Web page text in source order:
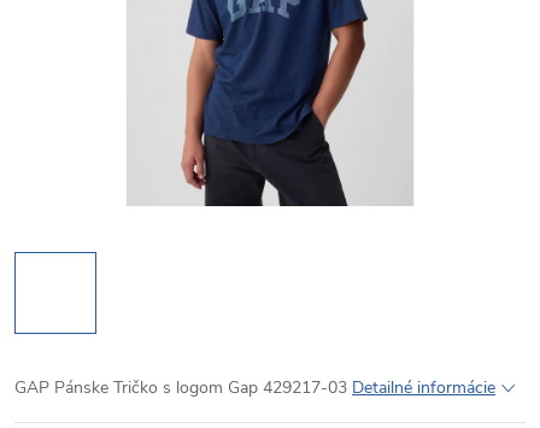
GAP Pánske Tričko s logom Gap 429217-03 Detailné informácie